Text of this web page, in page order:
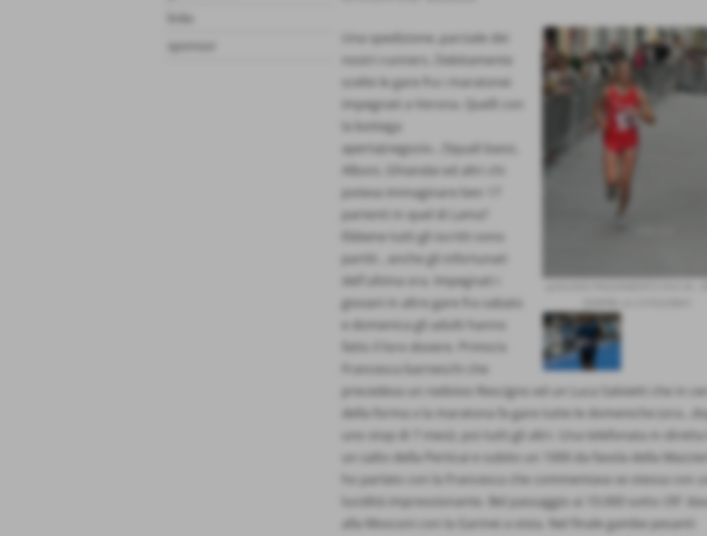
sponsor
Una spedizione..parziale dei
nostri runners. Debitamente
scelte le gare fra i maratonei
impegnati a Verona. Quelli con
la bottega
aperta(negozio...!!)quali bassi,
Alboni, Ghiandai ed altri chi
poteva immaginare ben 17
partenti in quel di Lama?
Ebbene tutti gli iscritti sono
partiti , anche gli infortunati
dell´ultima ora. Impegnati i
giovani in altre gare fra sabato
e domenica gli adulti hanno
fatto il loro dovere. Primo/a
Francesca barneschi che
precedeva un redivivo Rescigno ed un Luca Salvietti che in
della forma x la maratona fa gare tutte le domeniche
uno stop di 7 mesi). poi tutti gli altri. Una telefonata in
un salto della Perticai e subito un 1000 da favola della
ho parlato con la Francesca che commentava se stessa con
lucidità impressionante. Bel passaggio ai 10.000 sotto i39´
alla Mosconi con la Garinei a vista. Nel finale gambe pesanti